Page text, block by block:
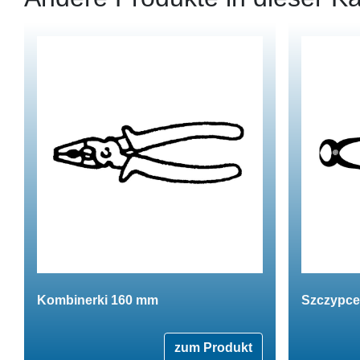
Kombinerki 160 mm
zum Produkt